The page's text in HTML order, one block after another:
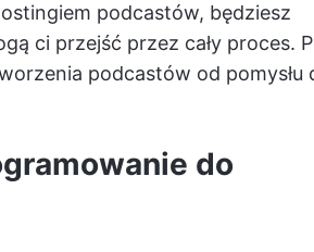
podcastów, będziesz
ci przejść przez cały proces.
podcastów od pomysłu
do